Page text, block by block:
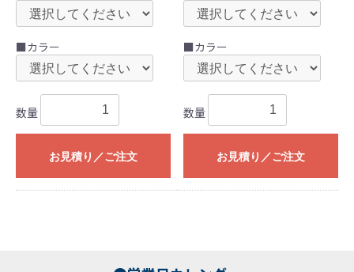
■カラー
数量
お見積り／ご注文
■カラー
数量
お見積り／ご注文